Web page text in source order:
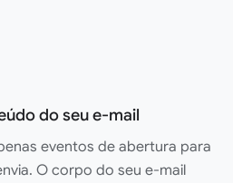
do seu e-mail
eventos de abertura para
O corpo do seu e-mail